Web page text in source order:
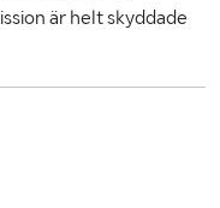
är helt skyddade